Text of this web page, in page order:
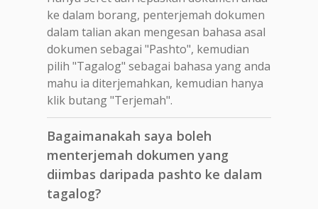
ke dalam borang, penterjemah dokumen
dalam talian akan mengesan bahasa asal
dokumen sebagai "Pashto", kemudian
pilih "Tagalog" sebagai bahasa yang anda
mahu ia diterjemahkan, kemudian hanya
klik butang "Terjemah".
Bagaimanakah saya boleh
menterjemah dokumen yang
diimbas daripada pashto ke dalam
tagalog?